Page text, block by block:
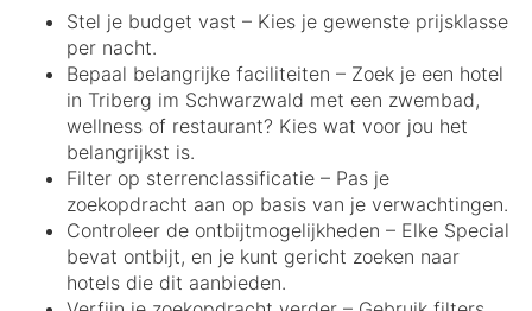
Stel je budget vast – Kies je gewenste prijsklasse
per nacht.
Bepaal belangrijke faciliteiten – Zoek je een hotel
in Triberg im Schwarzwald met een zwembad,
wellness of restaurant? Kies wat voor jou het
belangrijkst is.
Filter op sterrenclassificatie – Pas je
zoekopdracht aan op basis van je verwachtingen.
Controleer de ontbijtmogelijkheden – Elke Special
bevat ontbijt, en je kunt gericht zoeken naar
hotels die dit aanbieden.